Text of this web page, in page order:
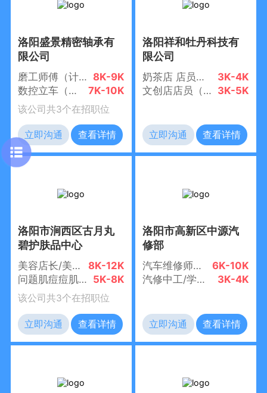
洛阳盛景精密轴承有
限公司
磨工师傅（计件工资+社保） 8K-9K
数控立车（计件工资+五险）
7K-10K
该公司共3个在招职位
立即沟通 查看详情
洛阳祥和牡丹科技有
限公司
奶茶店 店员（洛邑古城店）
3K-4K
文创店店员（洛邑古城） 3K-5K
立即沟通 查看详情
洛阳市涧西区古月丸
碧护肤品中心
美容店长/美导（五险一金+管住宿+门店分红）
8K-12K
问题肌痘痘肌专业美容师（五险+管住宿+各类奖金+**5000+） 5K-8K
该公司共3个在招职位
立即沟通 查看详情
洛阳市高新区中源汽
修部
汽车维修师傅（管吃住）
6K-10K
汽修中工/学徒（管吃住）
3K-4K
立即沟通 查看详情